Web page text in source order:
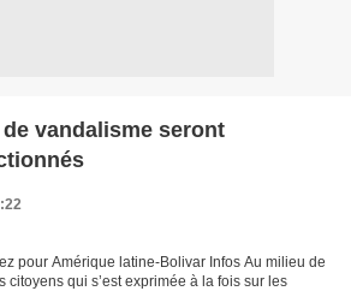
vandalisme seront
pour Amérique latine-Bolivar Infos Au milieu de
citoyens qui s’est exprimée à la fois sur les